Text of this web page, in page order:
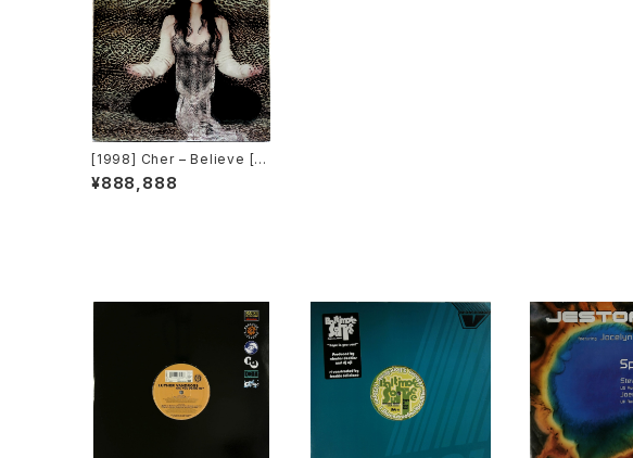
[1998] Cher – Believe [W
arner Bros. Records][2枚
組]
¥888,888